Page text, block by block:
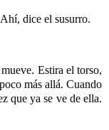
dice el susurro.
Estira el torso,
más allá. Cuando
que ya se ve de ella.